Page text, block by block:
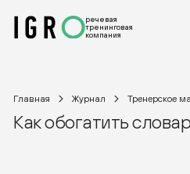
речевая
тренинговая
компания
Главная Журнал Тренерское
Как обогатить